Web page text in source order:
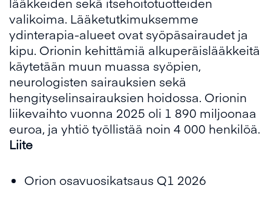
valikoima. Lääketutkimuksemme
ydinterapia-alueet ovat syöpäsairaudet ja
kipu. Orionin kehittämiä alkuperäislääkkeitä
käytetään muun muassa syöpien,
neurologisten sairauksien sekä
hengityselinsairauksien hoidossa. Orionin
liikevaihto vuonna 2025 oli 1 890 miljoonaa
euroa, ja yhtiö työllistää noin 4 000 henkilöä.
Liite
Orion osavuosikatsaus Q1 2026